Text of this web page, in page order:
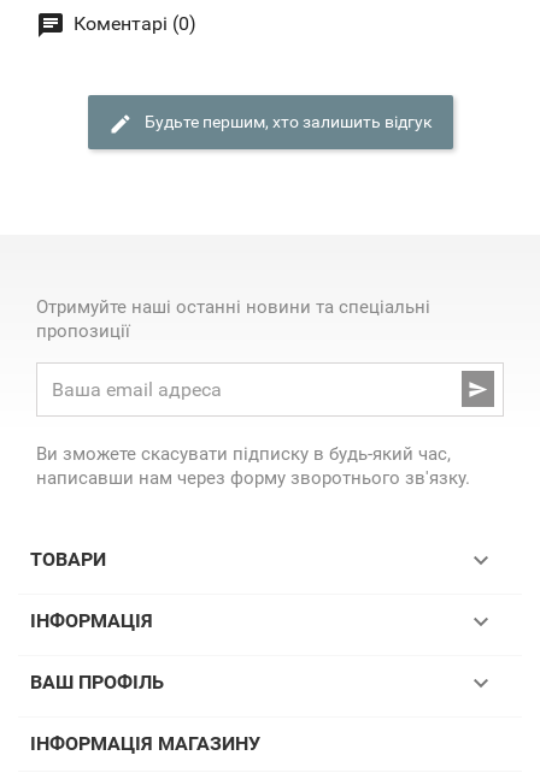
Коментарі (0)
Будьте першим, хто залишить відгук
Отримуйте наші останні новини та спеціальні
пропозиції

Ви зможете скасувати підписку в будь-який час,
написавши нам через форму зворотнього зв'язку.
ТОВАРИ 
ІНФОРМАЦІЯ 
ВАШ ПРОФІЛЬ 
ІНФОРМАЦІЯ МАГАЗИНУ